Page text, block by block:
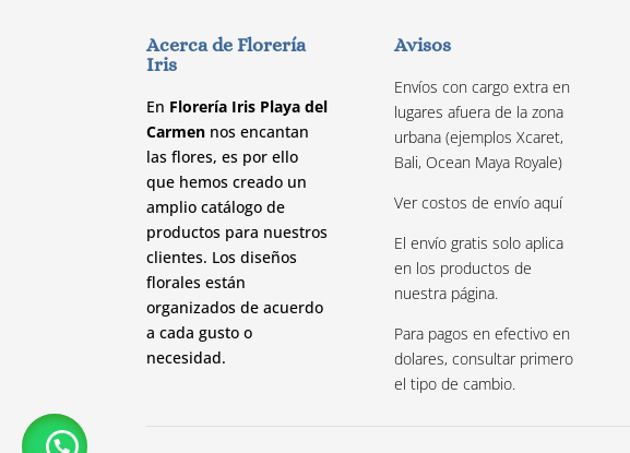
Acerca de Florería
Iris
En Florería Iris Playa del
Carmen nos encantan
las flores, es por ello
que hemos creado un
amplio catálogo de
productos para nuestros
clientes. Los diseños
florales están
organizados de acuerdo
a cada gusto o
necesidad.
Avisos
Envíos con cargo extra en
lugares afuera de la zona
urbana (ejemplos Xcaret,
Bali, Ocean Maya Royale)
Ver costos de envíoaquí
El envío gratis solo aplica
en los productos de
nuestra página.
Para pagos en efectivo en
dolares, consultar primero
el tipo de cambio.